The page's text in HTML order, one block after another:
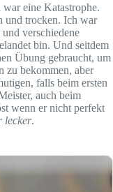
eine Katastrophe.
und trocken. Ich war
verschiedene
bin. Und seitdem
Übung gebraucht, um
zu bekommen, aber
falls beim ersten
auch beim
wenn er nicht perfekt
lecker.